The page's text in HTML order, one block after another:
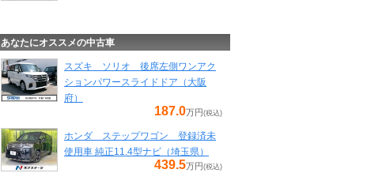
あなたにオススメの中古車
スズキ ソリオ 後席左側ワンアク
ションパワースライドドア（大阪
府）
187.0万円 (税込)
ホンダ ステップワゴン 登録済未
使用車 純正11.4型ナビ（埼玉県）
439.5万円 (税込)